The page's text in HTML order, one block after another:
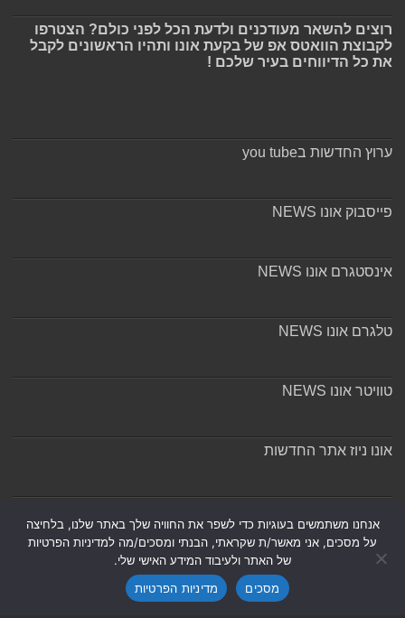
רוצים להשאר מעודכנים ולדעת הכל לפני כולם? הצטרפו
לקבוצת הוואטס אפ של בקעת אונו ותהיו הראשונים לקבל
את כל הדיווחים בעיר שלכם !
ערוץ החדשות בyou tube
פייסבוק אונו NEWS
אינסטגרם אונו NEWS
טלגרם אונו NEWS
טוויטר אונו NEWS
אונו ניוז אתר החדשות
אנחנו משתמשים בעוגיות כדי לשפר את החוויה שלך באתר שלנו, בלחיצה
על מסכים, אני מאשר/ת שקראתי, הבנתי ומסכים/מה למדיניות הפרטיות
של האתר ולעיבוד המידע האישי שלי.
מסכים
מדיניות הפרטיות